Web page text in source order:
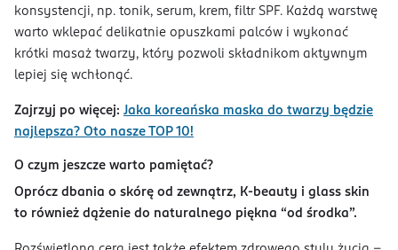
konsystencji, np. tonik, serum, krem, filtr SPF. Każdą warstwę
warto wklepać delikatnie opuszkami palców i wykonać
krótki masaż twarzy, który pozwoli składnikom aktywnym
lepiej się wchłonąć.
Zajrzyj po więcej: Jaka koreańska maska do twarzy będzie
najlepsza? Oto nasze TOP 10!
O czym jeszcze warto pamiętać?
Oprócz dbania o skórę od zewnątrz, K-beauty i glass skin
to również dążenie do naturalnego piękna “od środka”.